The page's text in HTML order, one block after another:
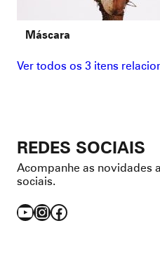
Máscara
Ver todos os 3 itens
REDES SOCIAIS
Acompanhe as novidades
sociais.
YouTube
Instagram
Facebook